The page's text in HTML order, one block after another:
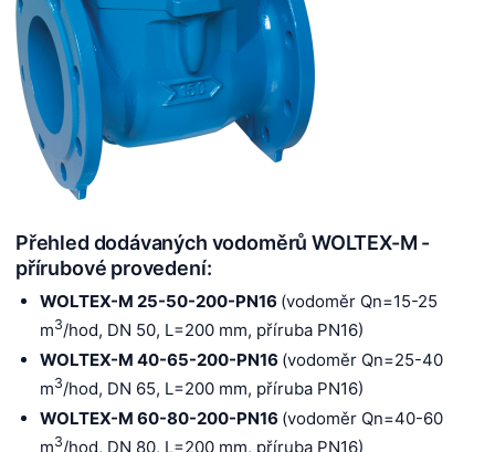
Přehled dodávaných vodoměrů WOLTEX-M -
přírubové provedení:
WOLTEX-M 25-50-200-PN16 (vodoměr Qn=15-25
m3/hod, DN 50, L=200 mm, příruba PN16)
WOLTEX-M 40-65-200-PN16 (vodoměr Qn=25-40
m3/hod, DN 65, L=200 mm, příruba PN16)
WOLTEX-M 60-80-200-PN16 (vodoměr Qn=40-60
m3/hod, DN 80, L=200 mm, příruba PN16)